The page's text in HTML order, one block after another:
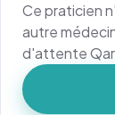
Ce praticien
autre
d'attente